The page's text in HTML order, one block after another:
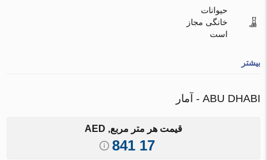
حیوانات
خانگی مجاز
است
بیشتر
ABU DHABI - آمار
قیمت هر متر مربع, AED
17 841